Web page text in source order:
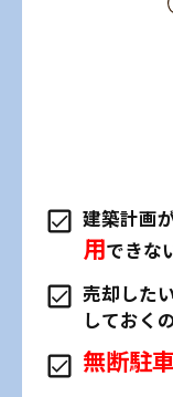
建築計画
用できな
売却した
しておく
無断駐